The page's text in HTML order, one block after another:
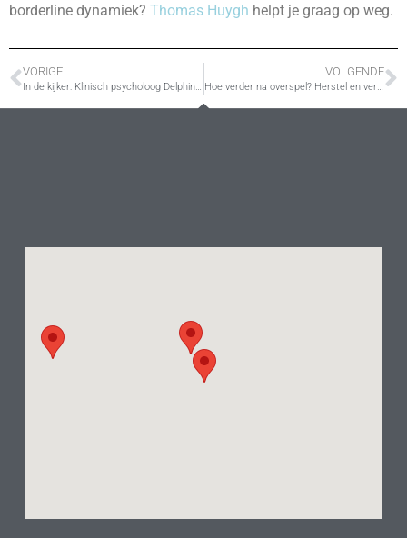
borderline dynamiek? Thomas Huygh helpt je graag op weg.
VORIGE
In de kijker: Klinisch psycholoog Delphine Teugels
VOLGENDE
Hoe verder na overspel? Herstel en vertrouwen na ontrouw